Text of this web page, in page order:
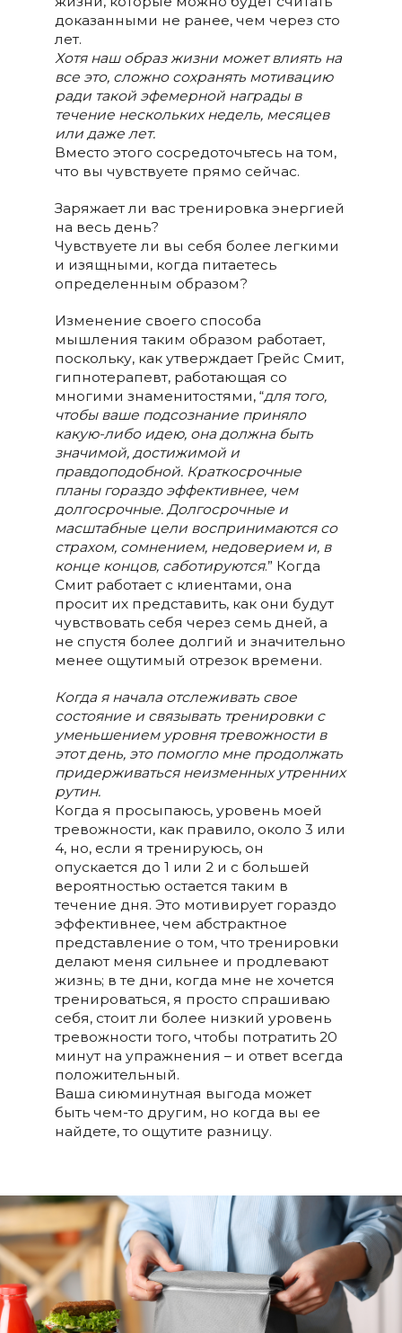
доказанными не ранее, чем через сто
лет.
Хотя наш образ жизни может влиять на
все это, сложно сохранять мотивацию
ради такой эфемерной награды в
течение нескольких недель, месяцев
или даже лет.
Вместо этого сосредоточьтесь на том,
что вы чувствуете прямо сейчас.
Заряжает ли вас тренировка энергией
на весь день?
Чувствуете ли вы себя более легкими
и изящными, когда питаетесь
определенным образом?
Изменение своего способа
мышления таким образом работает,
поскольку, как утверждает Грейс Смит,
гипнотерапевт, работающая со
многими знаменитостями, “для того,
чтобы ваше подсознание приняло
какую-либо идею, она должна быть
значимой, достижимой и
правдоподобной. Краткосрочные
планы гораздо эффективнее, чем
долгосрочные. Долгосрочные и
масштабные цели воспринимаются со
страхом, сомнением, недоверием и, в
конце концов, саботируются.” Когда
Смит работает с клиентами, она
просит их представить, как они будут
чувствовать себя через семь дней, а
не спустя более долгий и значительно
менее ощутимый отрезок времени.
Когда я начала отслеживать свое
состояние и связывать тренировки с
уменьшением уровня тревожности в
этот день, это помогло мне продолжать
придерживаться неизменных утренних
рутин.
Когда я просыпаюсь, уровень моей
тревожности, как правило, около 3 или
4, но, если я тренируюсь, он
опускается до 1 или 2 и с большей
вероятностью остается таким в
течение дня. Это мотивирует гораздо
эффективнее, чем абстрактное
представление о том, что тренировки
делают меня сильнее и продлевают
жизнь; в те дни, когда мне не хочется
тренироваться, я просто спрашиваю
себя, стоит ли более низкий уровень
тревожности того, чтобы потратить 20
минут на упражнения – и ответ всегда
положительный.
Ваша сиюминутная выгода может
быть чем-то другим, но когда вы ее
найдете, то ощутите разницу.